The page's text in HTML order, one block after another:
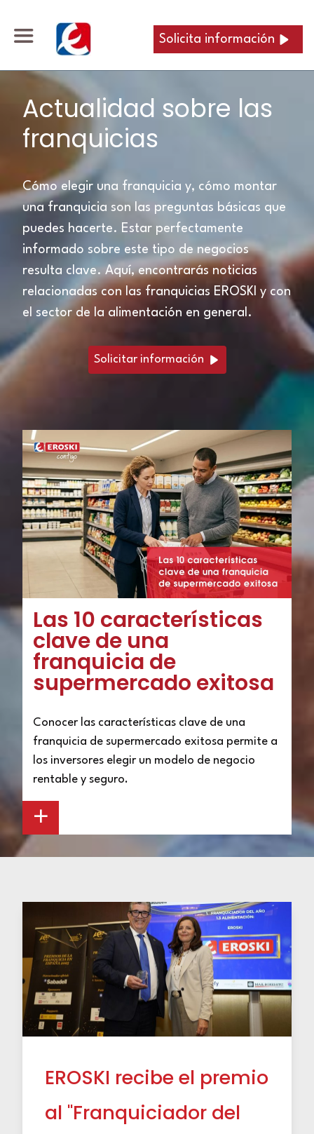
Solicita información
Actualidad sobre las
franquicias
Cómo elegir una franquicia y, cómo montar
una franquicia son las preguntas básicas que
puedes hacerte. Estar perfectamente
informado sobre este tipo de negocios
resulta clave. Aquí, encontrarás noticias
relacionadas con las franquicias EROSKI y con
el sector de la alimentación en general.
Solicitar información
Las 10 características
clave de una
franquicia de
supermercado exitosa
Conocer las características clave de una
franquicia de supermercado exitosa permite a
los inversores elegir un modelo de negocio
rentable y seguro.
EROSKI recibe el premio
al "Franquiciador del